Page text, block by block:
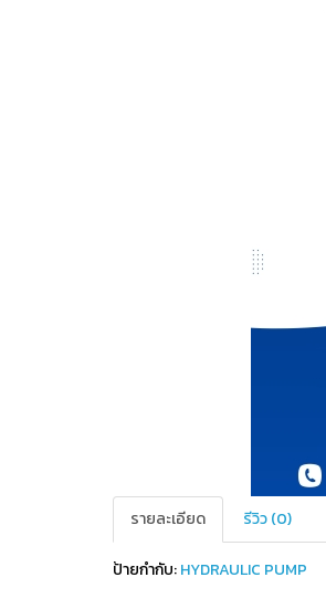
รายละเอียด รีวิว (0)
ป้ายกำกับ:HYDRAULIC PUMP